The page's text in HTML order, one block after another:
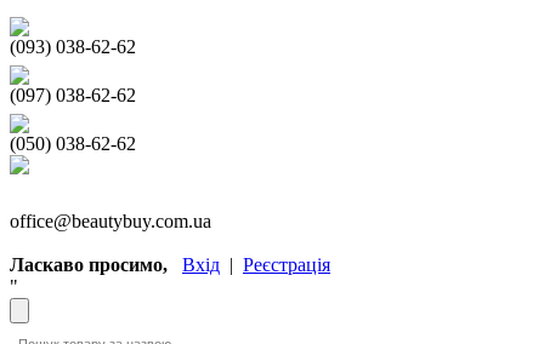
(093) 038-62-62
(097) 038-62-62
(050) 038-62-62
office@beautybuy.com.ua
Ласкаво просимо, Вхід | Реєстрація
"